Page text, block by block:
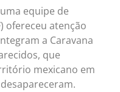
equipe de
ofereceu atenção
a Caravana
que
mexicano em